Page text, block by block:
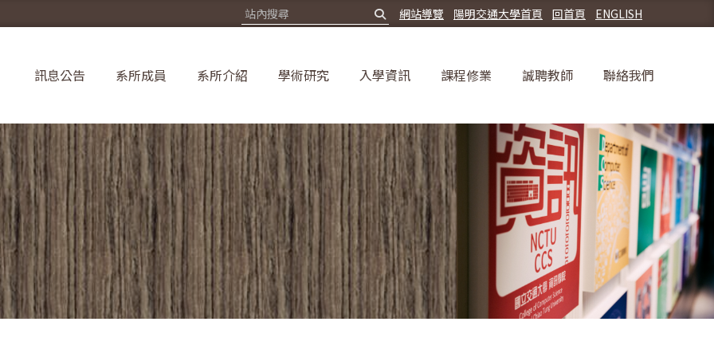
ENGLISH
回首頁
陽明交通大學首頁
網站導覽
訊息公告 系所成員 系所介紹 學術研究 入學資訊 課程修業 誠聘教師 聯絡我們